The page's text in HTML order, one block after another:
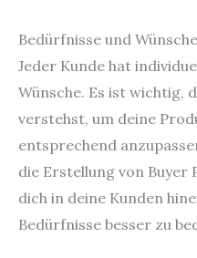
Bedürfnisse und
Jeder Kunde hat
Wünsche. Es ist wichtig,
verstehst, um deine
entsprechend
die Erstellung von Buyer
dich in deine Kunden
Bedürfnisse besser zu